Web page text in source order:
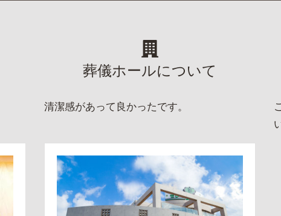
葬儀ホールについて
清潔感があって良かったです。